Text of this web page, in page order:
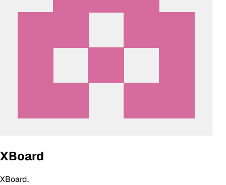
XBoard
XBoard.